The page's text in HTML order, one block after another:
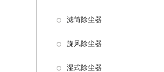
滤筒除尘器
旋风除尘器
湿式除尘器